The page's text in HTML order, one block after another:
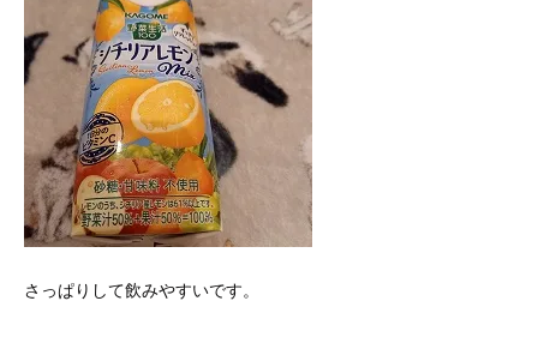
さっぱりして飲みやすいです。